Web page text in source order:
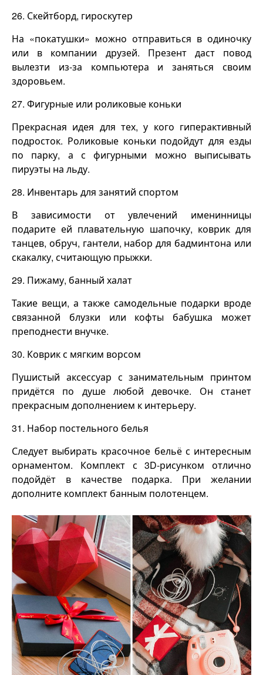
26. Скейтборд, гироскутер
На «покатушки» можно отправиться в одиночку
или в компании друзей. Презент даст повод
вылезти из-за компьютера и заняться своим
здоровьем.
27. Фигурные или роликовые коньки
Прекрасная идея для тех, у кого гиперактивный
подросток. Роликовые коньки подойдут для езды
по парку, а с фигурными можно выписывать
пируэты на льду.
28. Инвентарь для занятий спортом
В зависимости от увлечений именинницы
подарите ей плавательную шапочку, коврик для
танцев, обруч, гантели, набор для бадминтона или
скакалку, считающую прыжки.
29. Пижаму, банный халат
Такие вещи, а также самодельные подарки вроде
связанной блузки или кофты бабушка может
преподнести внучке.
30. Коврик с мягким ворсом
Пушистый аксессуар с занимательным принтом
придётся по душе любой девочке. Он станет
прекрасным дополнением к интерьеру.
31. Набор постельного белья
Следует выбирать красочное бельё с интересным
орнаментом. Комплект с 3D-рисунком отлично
подойдёт в качестве подарка. При желании
дополните комплект банным полотенцем.